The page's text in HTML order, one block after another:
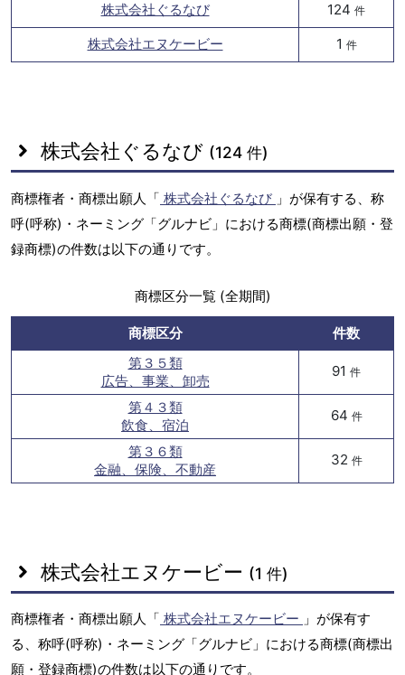
株式会社ぐるなび
124 件
株式会社エヌケービー 1 件
株式会社ぐるなび (124 件)
商標権者・商標出願人「 株式会社ぐるなび 」が保有する、称
呼(呼称)・ネーミング「グルナビ」における商標(商標出願・登
録商標)の件数は以下の通りです。
商標区分一覧 (全期間)
商標区分
件数
第３５類
広告、事業、卸売
91 件
第４３類
飲食、宿泊
64 件
第３６類
金融、保険、不動産
32 件
株式会社エヌケービー (1 件)
商標権者・商標出願人「 株式会社エヌケービー 」が保有す
る、称呼(呼称)・ネーミング「グルナビ」における商標(商標出
願・登録商標)の件数は以下の通りです。